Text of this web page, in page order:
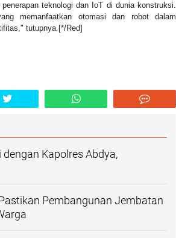
teknologi dan IoT di dunia konstruksi.
memanfaatkan otomasi dan robot dalam
tutupnya.[*/Red]
Kapolres Abdya,
Pembangunan Jembatan